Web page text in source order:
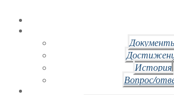
История
Вопрос/